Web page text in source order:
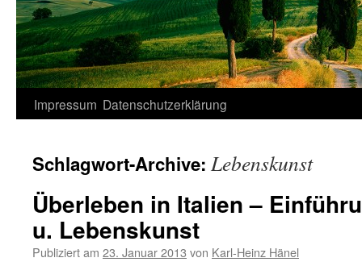
Zum
springen
Impressum Datenschutzerklärung
Schlagwort-Archive: Lebenskunst
Überleben in Italien –
u. Lebenskunst
Publiziert am 23. Januar 2013 von Karl-Heinz Hänel